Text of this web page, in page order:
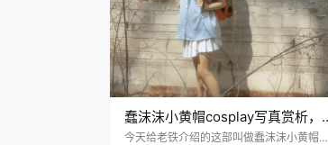
蠢沫沫小黄帽cosplay写真赏析，
居然帽子还可以这样戴
今天给老铁介绍的这部叫做蠢沫沫小黄帽，